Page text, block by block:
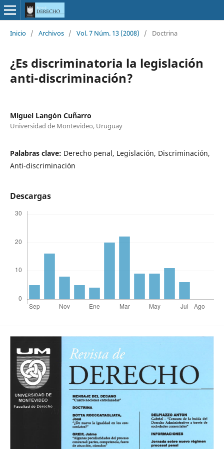
Inicio / Archivos / Vol. 7 Núm. 13 (2008) / Doctrina
¿Es discriminatoria la legislación
anti-discriminación?
Miguel Langón Cuñarro
Universidad de Montevideo, Uruguay
Palabras clave: Derecho penal, Legislación, Discriminación,
Anti-discriminación
Descargas